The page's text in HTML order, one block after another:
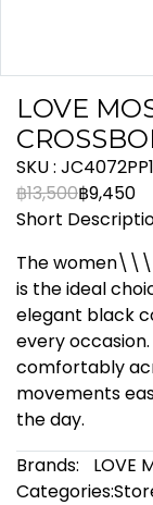
LOVE
SKU :
฿13,500฿9,450
Short
The
is the ideal
elegant black
every
comfortably
movements
the day.
Brands:
LOVE
Categories: